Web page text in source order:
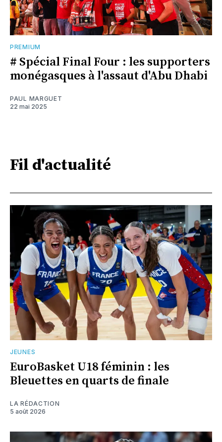
PREMIUM
# Spécial Final Four : les supporters
monégasques à l'assaut d'Abu Dhabi
PAUL MARGUET
22 mai 2025
Fil d'actualité
JEUNES
EuroBasket U18 féminin : les
Bleuettes en quarts de finale
LA RÉDACTION
5 août 2026